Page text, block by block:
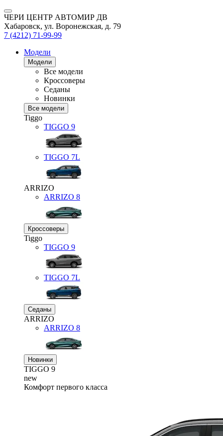
ЧЕРИ ЦЕНТР АВТОМИР ДВ
Хабаровск, ул. Воронежская, д. 79
7 (4212) 71-99-99
Модели
Модели
Все модели
Кроссоверы
Седаны
Новинки
Все модели
Tiggo
TIGGO 9
TIGGO 7L
ARRIZO
ARRIZO 8
Кроссоверы
Tiggo
TIGGO 9
TIGGO 7L
Седаны
ARRIZO
ARRIZO 8
Новинки
TIGGO 9
new
Комфорт первого класса